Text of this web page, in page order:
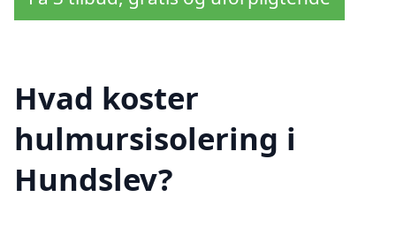
Hvad koster
hulmursisolering i
Hundslev?